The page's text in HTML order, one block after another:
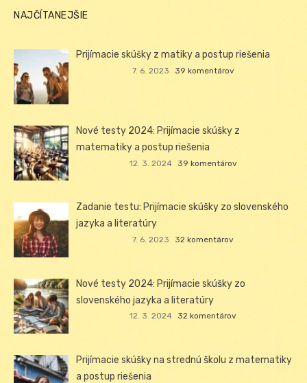
NAJČÍTANEJŠIE
Prijímacie skúšky z matiky a postup riešenia
7. 6. 2023 39 komentárov
Nové testy 2024: Prijímacie skúšky z
matematiky a postup riešenia
12. 3. 2024 39 komentárov
Zadanie testu: Prijímacie skúšky zo slovenského
jazyka a literatúry
7. 6. 2023 32 komentárov
Nové testy 2024: Prijímacie skúšky zo
slovenského jazyka a literatúry
12. 3. 2024 32 komentárov
Prijímacie skúšky na strednú školu z matematiky
a postup riešenia